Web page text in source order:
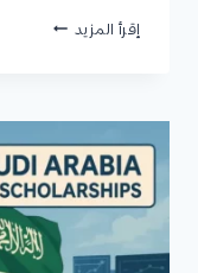
إقرأ المزيد منح
وأبرز
الجامعات
التي
تقدمها